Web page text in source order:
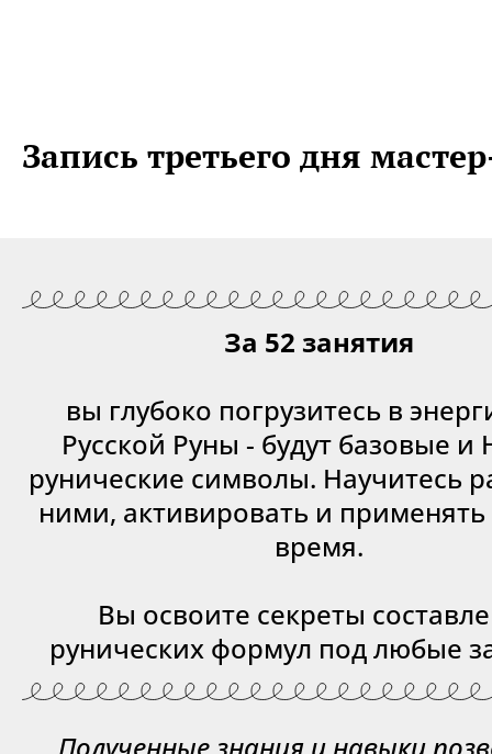
Запись третьего дня
За 52 занятия
вы глубоко погрузитесь в
Русской Руны - будут базовые
рунические символы. Научитесь
ними, активировать и
время.
Вы освоите секреты
рунических формул под любые
Полученные знания и навыки